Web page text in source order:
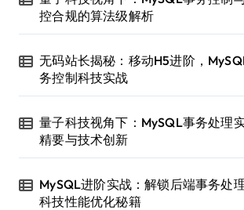
控合规的算法级解析
无码站长揭秘：移动H5进阶，
务控制科技实战
量子科技视角下：MySQL事务处理
精要与技术创新
MySQL进阶实战：解锁后端事务处
科技性能优化秘籍